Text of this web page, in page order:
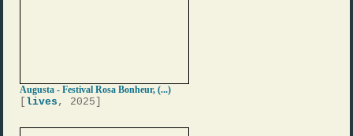
Augusta - Festival Rosa Bonheur, (...)
lives , 2025]